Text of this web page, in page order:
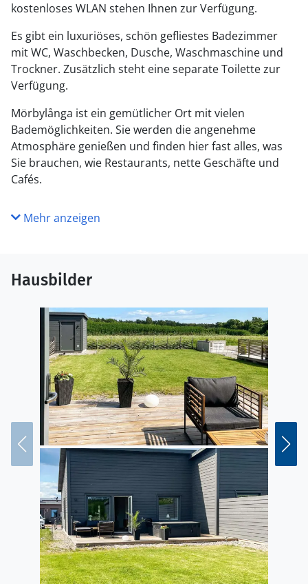
kostenloses WLAN stehen Ihnen zur Verfügung.
Es gibt ein luxuriöses, schön gefliestes Badezimmer
mit WC, Waschbecken, Dusche, Waschmaschine und
Trockner. Zusätzlich steht eine separate Toilette zur
Verfügung.
Mörbylånga ist ein gemütlicher Ort mit vielen
Bademöglichkeiten. Sie werden die angenehme
Atmosphäre genießen und finden hier fast alles, was
Sie brauchen, wie Restaurants, nette Geschäfte und
Cafés.
Mehr anzeigen
Hausbilder